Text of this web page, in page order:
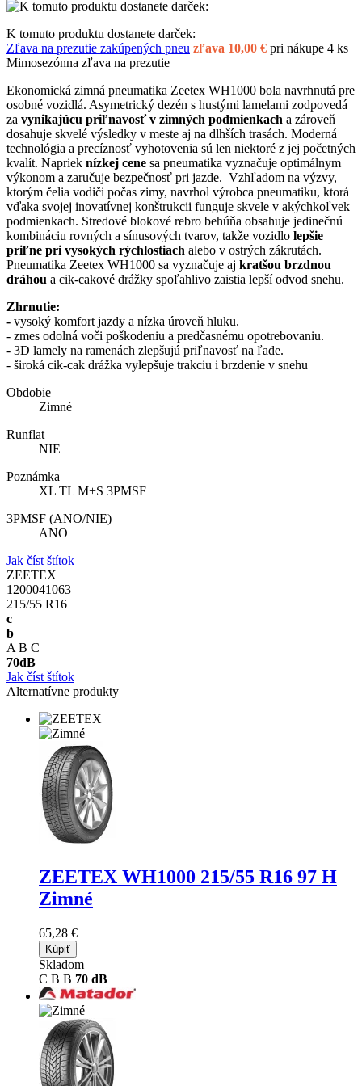
K tomuto produktu dostanete darček:
Zľava na prezutie zakúpených pneu zľava 10,00 € pri nákupe 4 ks
Mimosezónna zľava na prezutie
Ekonomická zimná pneumatika Zeetex WH1000 bola navrhnutá pre
osobné vozidlá. Asymetrický dezén s hustými lamelami zodpovedá
za vynikajúcu priľnavosť v zimných podmienkach a zároveň
dosahuje skvelé výsledky v meste aj na dlhších trasách. Moderná
technológia a precíznosť vyhotovenia sú len niektoré z jej početných
kvalít. Napriek nízkej cene sa pneumatika vyznačuje optimálnym
výkonom a zaručuje bezpečnosť pri jazde. Vzhľadom na výzvy,
ktorým čelia vodiči počas zimy, navrhol výrobca pneumatiku, ktorá
vďaka svojej inovatívnej konštrukcii funguje skvele v akýchkoľvek
podmienkach. Stredové blokové rebro behúňa obsahuje jedinečnú
kombináciu rovných a sínusových tvarov, takže vozidlo lepšie
priľne pri vysokých rýchlostiach alebo v ostrých zákrutách.
Pneumatika Zeetex WH1000 sa vyznačuje aj kratšou brzdnou
dráhou a cik-cakové drážky spoľahlivo zaistia lepší odvod snehu.
Zhrnutie:
- vysoký komfort jazdy a nízka úroveň hluku.
- zmes odolná voči poškodeniu a predčasnému opotrebovaniu.
- 3D lamely na ramenách zlepšujú priľnavosť na ľade.
- široká cik-cak drážka vylepšuje trakciu i brzdenie v snehu
Obdobie
Zimné
Runflat
NIE
Poznámka
XL TL M+S 3PMSF
3PMSF (ANO/NIE)
ANO
Jak číst štítok
ZEETEX
1200041063
215/55 R16
c
b
A B C
70dB
Jak číst štítok
Alternatívne produkty
ZEETEX WH1000 215/55 R16 97 H
Zimné
65,28 €
Kúpiť
Skladom
C B B 70 dB